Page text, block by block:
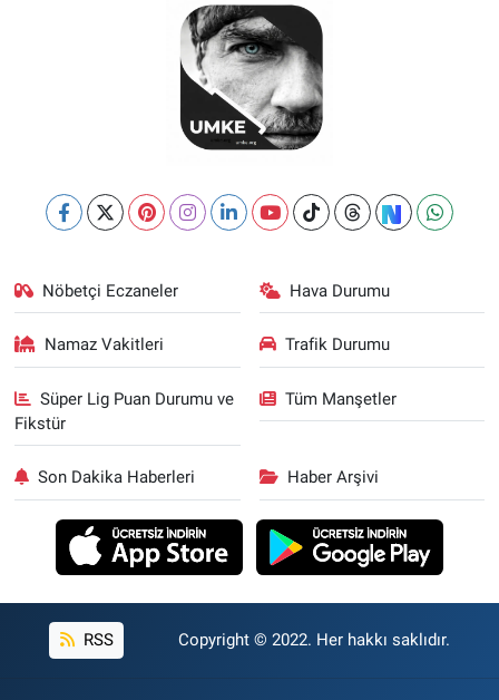
Nöbetçi Eczaneler Hava Durumu
Namaz Vakitleri Trafik Durumu
Süper Lig Puan Durumu ve
Fikstür
Tüm Manşetler
Son Dakika Haberleri Haber Arşivi
RSS Copyright © 2022. Her hakkı saklıdır.